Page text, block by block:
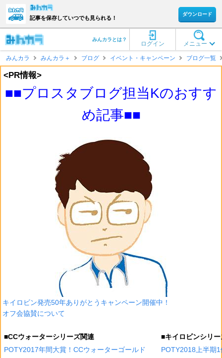
記事を保存していつでも見られる！
ダウンロード
メニュー
ログイン
みんカラとは？
みんカラ みんカラ＋ ブログ イベント・キャンペーン ブログ一覧
<PR情報>
■■プロスタブログ担当Kのおすす
め記事■■
キイロビン発売50年ありがとうキャンペーン開催中！
オフ会協賛について
■CCウォーターシリーズ関連
■キイロビンシリ
POTY2017年間大賞！CCウォーターゴールド
POTY2018上半期